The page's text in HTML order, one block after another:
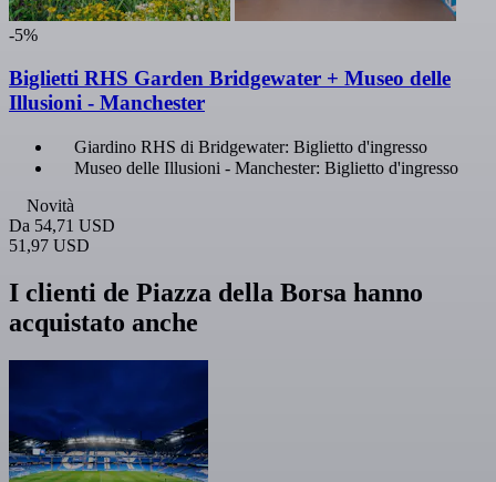
-5%
Biglietti RHS Garden Bridgewater + Museo delle
Illusioni - Manchester
Giardino RHS di Bridgewater: Biglietto d'ingresso
Museo delle Illusioni - Manchester: Biglietto d'ingresso
Novità
Da 54,71 USD
51,97 USD
I clienti de Piazza della Borsa hanno
acquistato anche